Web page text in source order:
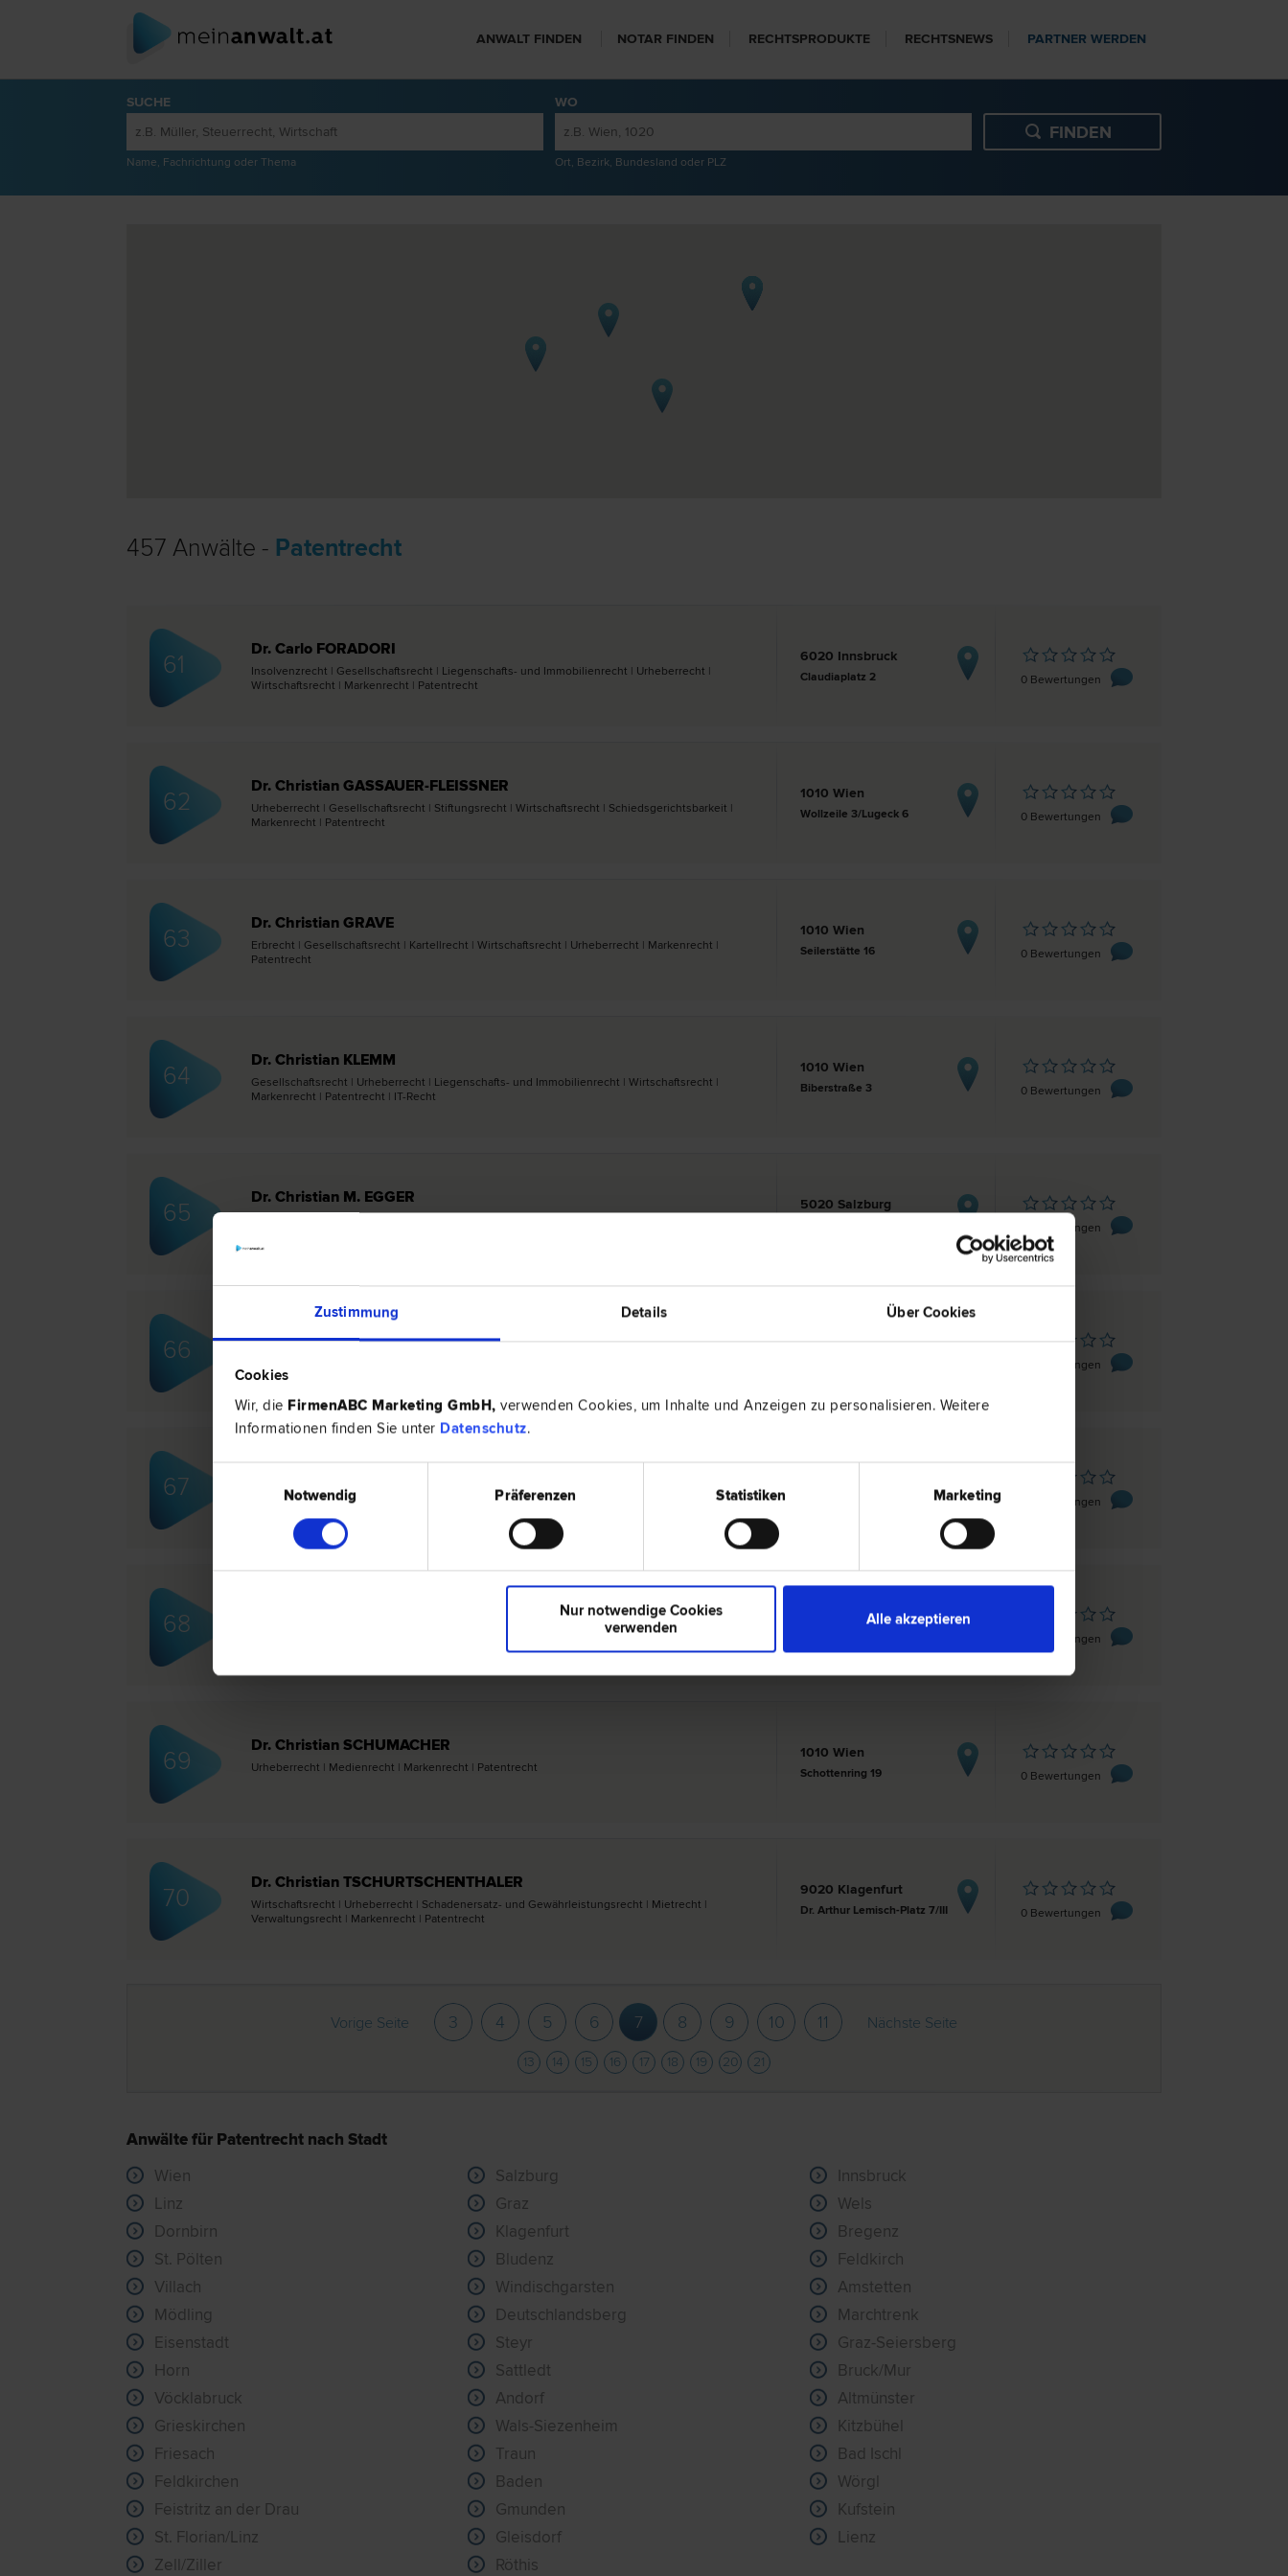
Zustimmung Details Über Cookies
Cookies
Wir, die FirmenABC Marketing GmbH, verwenden Cookies, um Inhalte und Anzeigen zu personalisieren. Weitere
Informationen finden Sie unter Datenschutz.
Notwendig
Präferenzen Statistiken Marketing
Nur notwendige Cookies
verwenden
Alle akzeptieren
ANWALT FINDEN NOTAR FINDEN RECHTSPRODUKTE RECHTSNEWS PARTNER WERDEN
SUCHE
Name, Fachrichtung oder Thema
WO
Ort, Bezirk, Bundesland oder PLZ
457 Anwälte - Patentrecht
61
Dr. Carlo FORADORI
Insolvenz­recht | Gesellschafts­recht | Liegenschafts- und Immobilien­recht | Urheber­recht |
Wirtschafts­recht | Marken­recht | Patent­recht
6020 Innsbruck
Claudiaplatz 2 0 Bewertungen
62
Dr. Christian GASSAUER-FLEISSNER
Urheber­recht | Gesellschafts­recht | Stiftungs­recht | Wirtschafts­recht | Schiedsgerichtsbarkeit |
Marken­recht | Patent­recht
1010 Wien
Wollzeile 3/Lugeck 6 0 Bewertungen
63
Dr. Christian GRAVE
Erb­recht | Gesellschafts­recht | Kartell­recht | Wirtschafts­recht | Urheber­recht | Marken­recht |
Patent­recht
1010 Wien
Seilerstätte 16 0 Bewertungen
64
Dr. Christian KLEMM
Gesellschafts­recht | Urheber­recht | Liegenschafts- und Immobilien­recht | Wirtschafts­recht |
Marken­recht | Patent­recht | IT-Recht
1010 Wien
Biberstraße 3 0 Bewertungen
65
Dr. Christian M. EGGER 5020 Salzburg
0 Bewertungen
66
Dr. Christian NORDBERG
Patent­recht
1010 Wien
0 Bewertungen
67 Marken­recht | Urheber­recht | Liegenschafts- und Immobilien­recht | Mediation | Patent­recht
0 Bewertungen
68
Urheber­recht | Liegenschafts- und Immobilien­recht | Arbeits­recht | Wirtschafts­recht | Marken­
0 Bewertungen
69
Dr. Christian SCHUMACHER
Urheber­recht | Medien­recht | Marken­recht | Patent­recht
1010 Wien
Schottenring 19 0 Bewertungen
70
Dr. Christian TSCHURTSCHENTHALER
Wirtschafts­recht | Urheber­recht | Schadenersatz- und Gewährleistungs­recht | Miet­recht |
Verwaltungs­recht | Marken­recht | Patent­recht
9020 Klagenfurt
Dr. Arthur Lemisch-Platz 7/III 0 Bewertungen
Vorige Seite 3 4 5 6 7 8 9 10 11 Nächste Seite
13 14 15 16 17 18 19 20 21
Anwälte für Patentrecht nach Stadt
Wien
Salzburg
Innsbruck
Linz
Graz
Wels
Dornbirn
Klagenfurt
Bregenz
St. Pölten
Bludenz
Feldkirch
Villach
Windischgarsten
Amstetten
Mödling
Deutschlandsberg
Marchtrenk
Eisenstadt
Steyr
Graz-Seiersberg
Horn
Sattledt
Bruck/Mur
Vöcklabruck
Andorf
Altmünster
Grieskirchen
Wals-Siezenheim
Kitzbühel
Friesach
Traun
Bad Ischl
Feldkirchen
Baden
Wörgl
Feistritz an der Drau
Gmunden
Kufstein
St. Florian/Linz
Gleisdorf
Lienz
Zell/Ziller
Röthis